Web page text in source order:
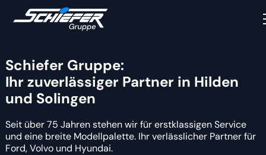
Schiefer Gruppe:
Ihr zuverlässiger Partner in Hilden
und Solingen
Seit über 75 Jahren stehen wir für erstklassigen Service
und eine breite Modellpalette. Ihr verlässlicher Partner für
Ford, Volvo und Hyundai.